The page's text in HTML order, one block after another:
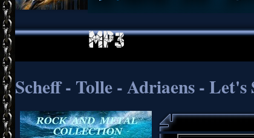
Scheff - Tolle - Adriaens -